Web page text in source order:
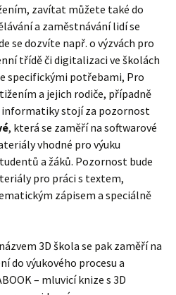
zavítat můžete také do
a zaměstnávání lidí se
se dozvíte např. o výzvách pro
třídě či digitalizaci ve školách
specifickými potřebami, Pro
a jejich rodiče, případně
informatiky stojí za pozornost
, která se zaměří na softwarové
vhodné pro výuku
a žáků. Pozornost bude
pro práci s textem,
zápisem a speciálně
3D škola se pak zaměří na
do výukového procesu a
– mluvicí knize s 3D